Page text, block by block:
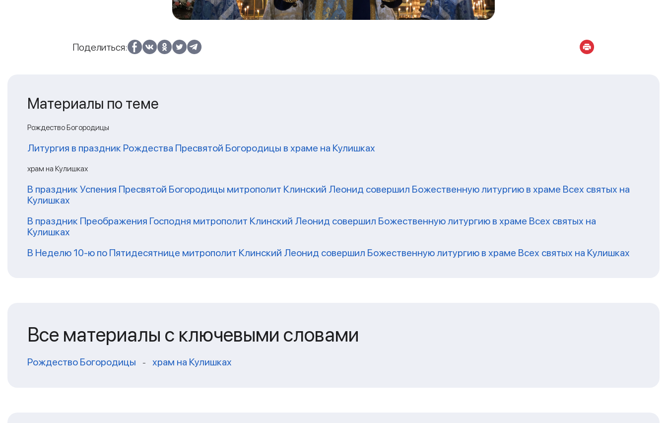
Поделиться:
Материалы по теме
Рождество Богородицы
Литургия в праздник Рождества Пресвятой Богородицы в храме на Кулишках
храм на Кулишках
В праздник Успения Пресвятой Богородицы митрополит Клинский Леонид совершил Божественную литургию в храме Всех святых на
Кулишках
В праздник Преображения Господня митрополит Клинский Леонид совершил Божественную литургию в храме Всех святых на
Кулишках
В Неделю 10-ю по Пятидесятнице митрополит Клинский Леонид совершил Божественную литургию в храме Всех святых на Кулишках
Все материалы с ключевыми словами
Рождество Богородицы - храм на Кулишках